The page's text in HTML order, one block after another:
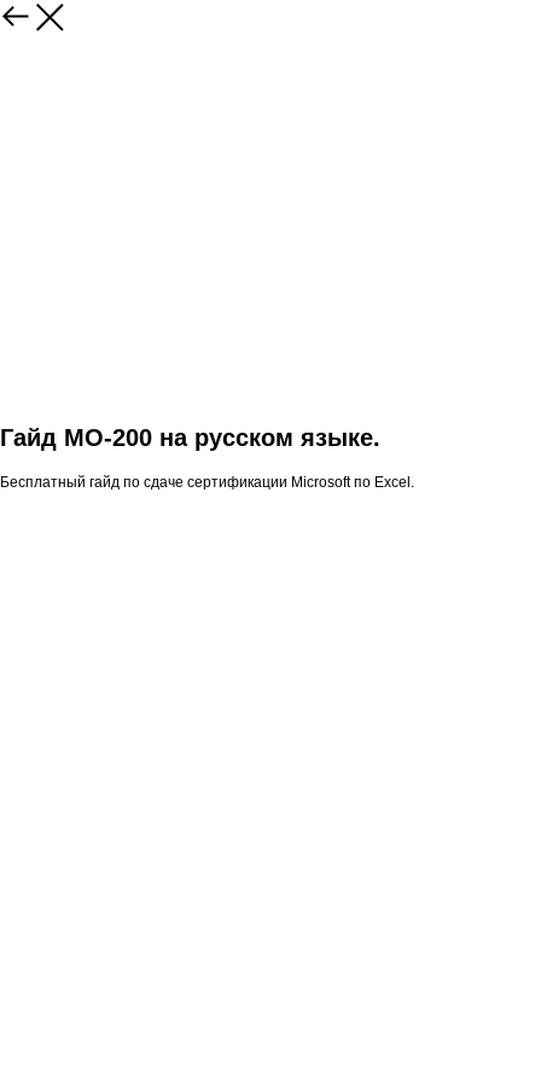
Гайд MO-200 на русском языке.
Бесплатный гайд по сдаче сертификации Microsoft по Excel.